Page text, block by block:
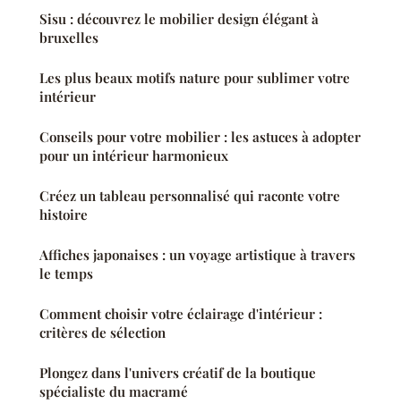
Sisu : découvrez le mobilier design élégant à
bruxelles
Les plus beaux motifs nature pour sublimer votre
intérieur
Conseils pour votre mobilier : les astuces à adopter
pour un intérieur harmonieux
Créez un tableau personnalisé qui raconte votre
histoire
Affiches japonaises : un voyage artistique à travers
le temps
Comment choisir votre éclairage d'intérieur :
critères de sélection
Plongez dans l'univers créatif de la boutique
spécialiste du macramé